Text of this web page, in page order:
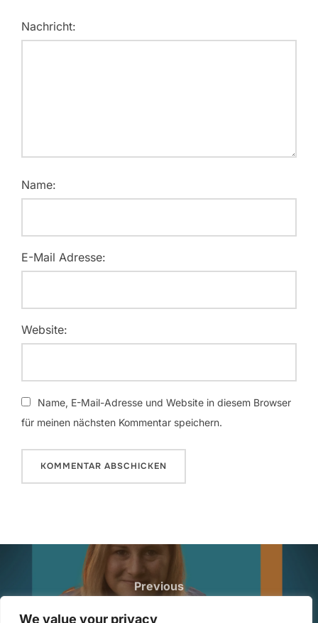
We value your privacy
Nachricht:
Name:
E-Mail Adresse:
Website:
Name, E-Mail-Adresse und Website in diesem Browser
für meinen nächsten Kommentar speichern.
Beitragsnavigation
Previous
Previous
283: Feedback Lottery mit Nina